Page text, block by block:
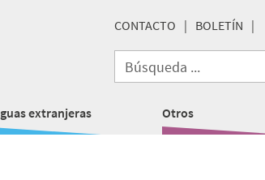
CONTACTO BOLETÍN
extranjeras Otros